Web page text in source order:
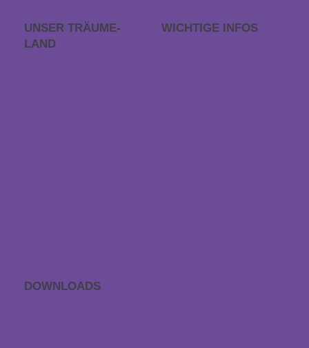
UNSER TRÄUME­
LAND
WICHTIGE INFOS
DOWNLOADS